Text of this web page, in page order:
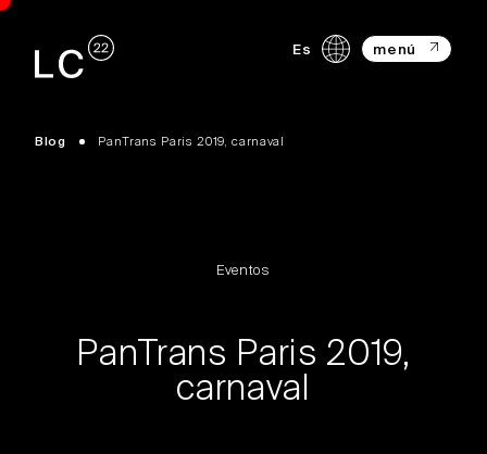
Es menú
Blog PanTrans Paris 2019, carnaval
Eventos
PanTrans Paris 2019,
carnaval